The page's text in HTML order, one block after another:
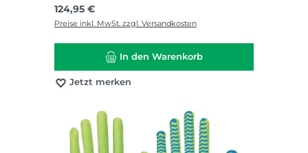
Regulärer Preis:
124,95 €
Preise inkl. MwSt. zzgl. Versandkosten
In den Warenkorb
Jetzt merken